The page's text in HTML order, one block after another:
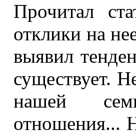
Прочитал
отклики на
выявил
существует.
нашей
отношения...